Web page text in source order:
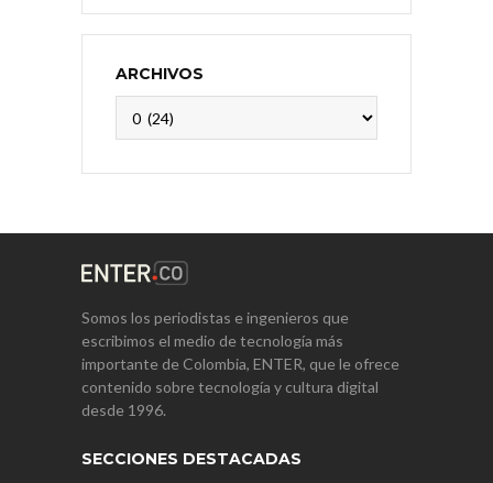
ARCHIVOS
Somos los periodistas e ingenieros que
escribimos el medio de tecnología más
importante de Colombia, ENTER, que le ofrece
contenido sobre tecnología y cultura digital
desde 1996.
SECCIONES DESTACADAS